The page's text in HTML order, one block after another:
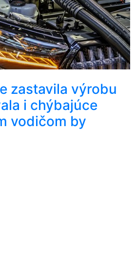
zastavila výrobu
i chýbajúce
vodičom by